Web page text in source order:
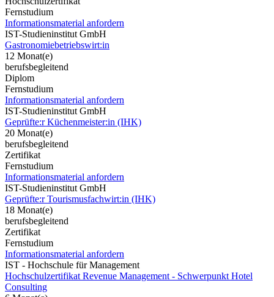
Fernstudium
Informationsmaterial anfordern
IST-Studieninstitut GmbH
Gastronomiebetriebswirt:in
12 Monat(e)
berufsbegleitend
Diplom
Fernstudium
Informationsmaterial anfordern
IST-Studieninstitut GmbH
Geprüfte:r Küchenmeister:in (IHK)
20 Monat(e)
berufsbegleitend
Zertifikat
Fernstudium
Informationsmaterial anfordern
IST-Studieninstitut GmbH
Geprüfte:r Tourismusfachwirt:in (IHK)
18 Monat(e)
berufsbegleitend
Zertifikat
Fernstudium
Informationsmaterial anfordern
IST - Hochschule für Management
Hochschulzertifikat Revenue Management - Schwerpunkt Hotel
Consulting